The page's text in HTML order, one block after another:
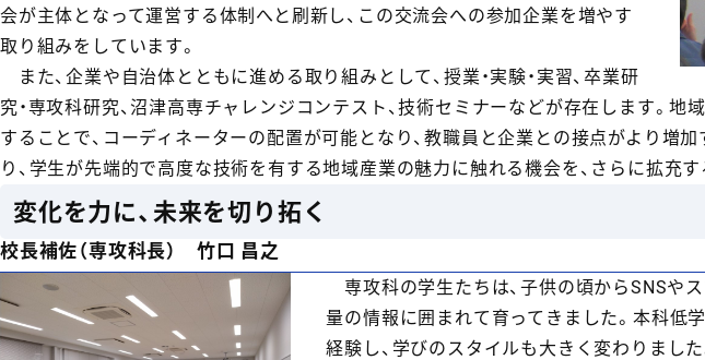
会が主体となって運営する体制へと刷新し、この交流会への参加企業を増やす
取り組みをしています。
また、企業や自治体とともに進める取り組みとして、授業・実験・実習、卒業研
究・専攻科研究、沼津高専チャレンジコンテスト、技術セミナーなどが存在します。地
することで、コーディネーターの配置が可能となり、教職員と企業との接点がより増
り、学生が先端的で高度な技術を有する地域産業の魅力に触れる機会を、さらに拡充す
変化を力に、未来を切り拓く
校長補佐（専攻科長） 竹口 昌之
専攻科の学生たちは、子供の頃からSNSや
量の情報に囲まれて育ってきました。本科低
経験し、学びのスタイルも大きく変わりました